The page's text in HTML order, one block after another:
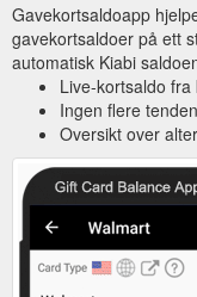
Gavekortsaldoapp
gavekortsaldoer på ett
automatisk Kiabi
Live-kortsaldo
Ingen flere
Oversikt over